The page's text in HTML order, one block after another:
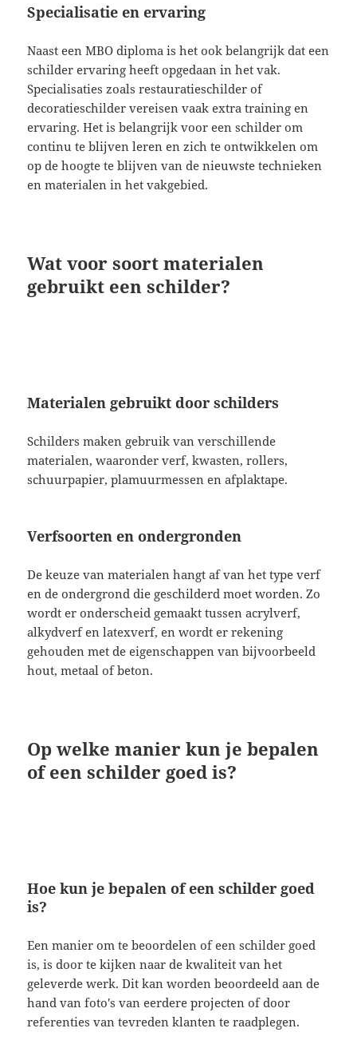
Specialisatie en ervaring
Naast een MBO diploma is het ook belangrijk dat een
schilder ervaring heeft opgedaan in het vak.
Specialisaties zoals restauratieschilder of
decoratieschilder vereisen vaak extra training en
ervaring. Het is belangrijk voor een schilder om
continu te blijven leren en zich te ontwikkelen om
op de hoogte te blijven van de nieuwste technieken
en materialen in het vakgebied.
Wat voor soort materialen
gebruikt een schilder?
Materialen gebruikt door schilders
Schilders maken gebruik van verschillende
materialen, waaronder verf, kwasten, rollers,
schuurpapier, plamuurmessen en afplaktape.
Verfsoorten en ondergronden
De keuze van materialen hangt af van het type verf
en de ondergrond die geschilderd moet worden. Zo
wordt er onderscheid gemaakt tussen acrylverf,
alkydverf en latexverf, en wordt er rekening
gehouden met de eigenschappen van bijvoorbeeld
hout, metaal of beton.
Op welke manier kun je bepalen
of een schilder goed is?
Hoe kun je bepalen of een schilder goed
is?
Een manier om te beoordelen of een schilder goed
is, is door te kijken naar de kwaliteit van het
geleverde werk. Dit kan worden beoordeeld aan de
hand van foto's van eerdere projecten of door
referenties van tevreden klanten te raadplegen.